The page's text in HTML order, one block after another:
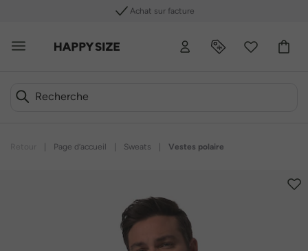
Achat sur facture
Page d’accueil Sweats Vestes polaire